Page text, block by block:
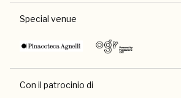
Special venue
Con il patrocinio di